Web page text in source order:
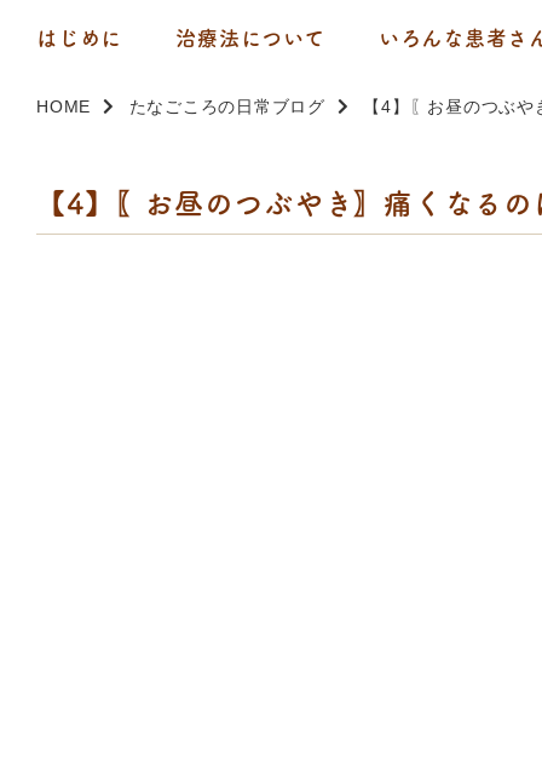
はじめに 治療法について いろんな患者さ
HOME たなごころの日常ブログ 【4】〖お昼のつぶ
【4】〖お昼のつぶやき〗痛くなる